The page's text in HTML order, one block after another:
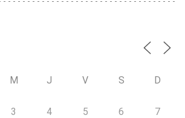
M J V S D
3 4 5 6 7